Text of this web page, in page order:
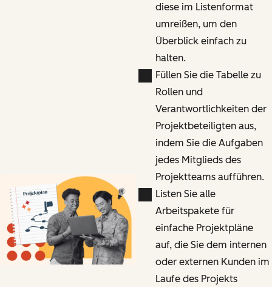
diese im Listenformat
umreißen, um den
Überblick einfach zu
halten.
Füllen Sie die Tabelle zu
Rollen und
Verantwortlichkeiten der
Projektbeteiligten aus,
indem Sie die Aufgaben
jedes Mitglieds des
Projektteams aufführen.
Listen Sie alle
Arbeitspakete für
einfache Projektpläne
auf, die Sie dem internen
oder externen Kunden im
Laufe des Projekts